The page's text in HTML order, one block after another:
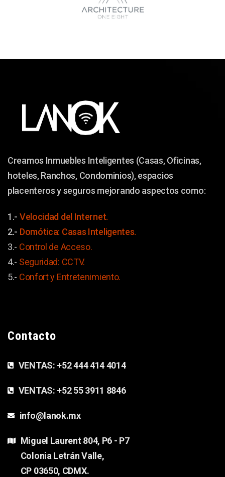
Creamos Inmuebles Inteligentes (Casas, Oficinas,
hoteles, Ranchos, Condominios), espacios
placenteros y seguros mejorando aspectos como:
1.- Velocidad del Internet.
2.- Domótica: Casas Inteligentes.
3.- Control de Acceso.
4.- Seguridad: CCTV.
5.- Confort y Entretenimiento.
Contacto
VENTAS: +52 444 414 4014
VENTAS: +52 55 3911 8846
info@lanok.mx
Miguel Laurent 804, P6 - P7
Colonia Letrán Valle,
CP 03650, CDMX.